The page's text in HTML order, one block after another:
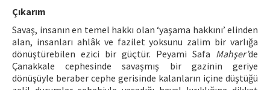
Çıkarım
Savaş, insanın en temel hakkı olan ‘yaşama hakkını’ elinden
alan, insanları ahlâk ve fazilet yoksunu zalim bir varlığa
dönüştürebilen ezici bir güçtür. Peyami Safa Mahşer’de
Çanakkale cephesinde savaşmış bir gazinin geriye
dönüşüyle beraber cephe gerisinde kalanların içine düştüğü